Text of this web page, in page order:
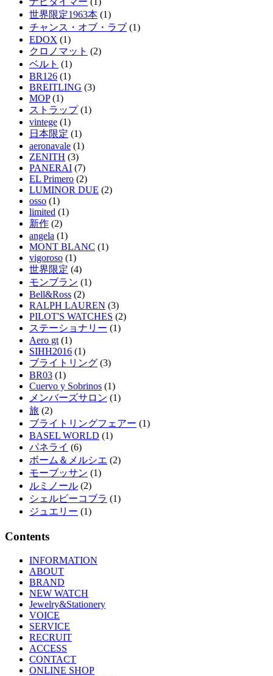
世界限定1963本 (1)
チャンス・オブ・ラブ (1)
EDOX (1)
クロノマット (2)
ベルト (1)
BR126 (1)
BREITLING (3)
MOP(1)
ストラップ(1)
vintege (1)
日本限定 (1)
aeronavale (1)
ZENITH (3)
PANERAI (7)
EL Primero (2)
LUMINOR DUE (2)
osso (1)
limited (1)
新作 (2)
angela (1)
MONT BLANC (1)
vigoroso (1)
世界限定 (4)
モンブラン (1)
Bell&Ross (2)
RALPH LAUREN (3)
PILOT'S WATCHES (2)
ステーショナリー (1)
Aero gt (1)
SIHH2016 (1)
ブライトリング (3)
BR03 (1)
Cuervo y Sobrinos (1)
メンバーズサロン (1)
旅 (2)
ブライトリングフェアー (1)
BASEL WORLD (1)
パネライ (6)
ボーム＆メルシエ (2)
モーブッサン (1)
ルミノール (2)
シェルビーコブラ (1)
ジュエリー (1)
Contents
INFORMATION
ABOUT
BRAND
NEW WATCH
Jewelry&Stationery
VOICE
SERVICE
RECRUIT
ACCESS
CONTACT
ONLINE SHOP